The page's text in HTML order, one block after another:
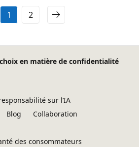
1 2
en matière de confidentialité
sur l’IA
Blog
Collaboration
des consommateurs